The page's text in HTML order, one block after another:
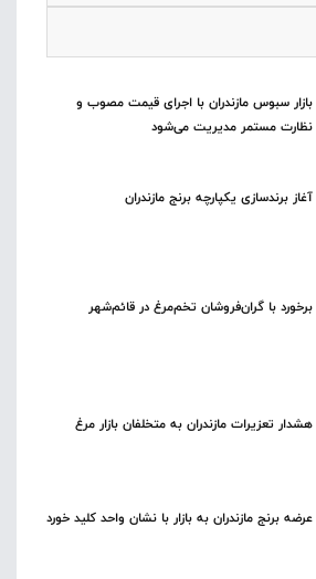
بازار سبوس مازندران با اجرای قیمت مصوب و
نظارت مستمر مدیریت می‌شود
آغاز برندسازی یکپارچه برنج مازندران
برخورد با گران‌فروشان تخم‌مرغ در قائم‌شهر
هشدار تعزیرات مازندران به متخلفان بازار مرغ
عرضه برنج مازندران به بازار با نشان واحد کلید خورد